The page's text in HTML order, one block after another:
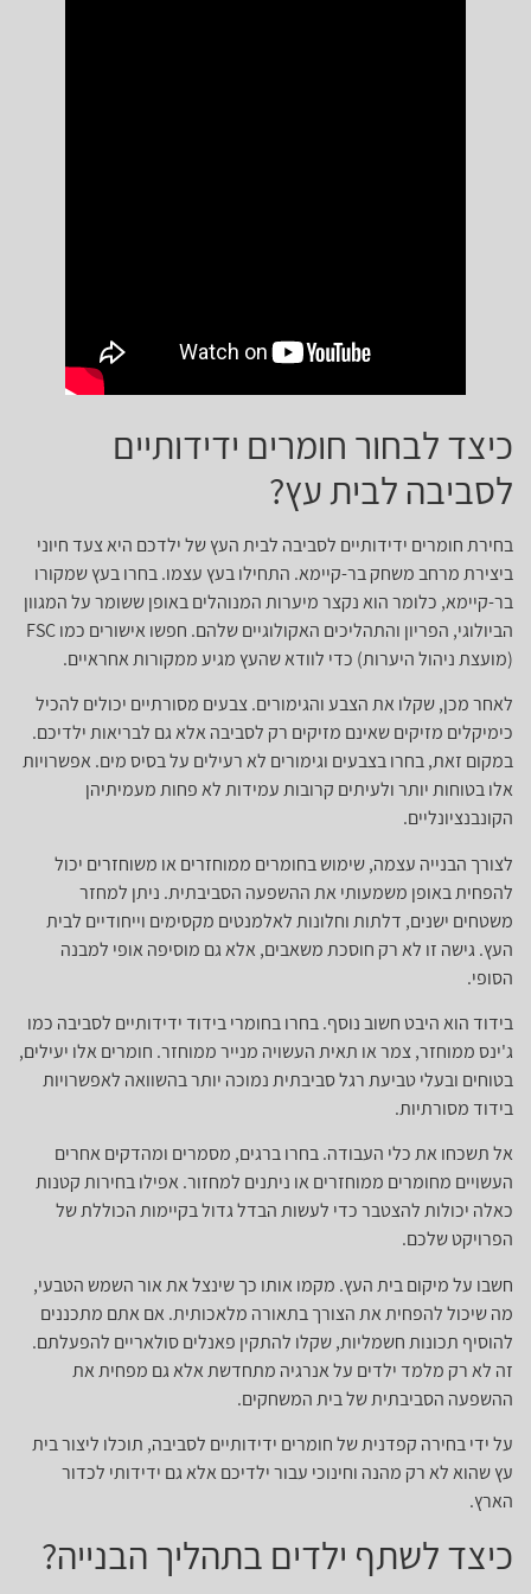
כיצד לבחור חומרים ידידותיים
לסביבה לבית עץ?
בחירת חומרים ידידותיים לסביבה לבית העץ של ילדכם היא צעד חיוני
ביצירת מרחב משחק בר-קיימא. התחילו בעץ עצמו. בחרו בעץ שמקורו
בר-קיימא, כלומר הוא נקצר מיערות המנוהלים באופן ששומר על המגוון
הביולוגי, הפריון והתהליכים האקולוגיים שלהם. חפשו אישורים כמו FSC
(מועצת ניהול היערות) כדי לוודא שהעץ מגיע ממקורות אחראיים.
לאחר מכן, שקלו את הצבע והגימורים. צבעים מסורתיים יכולים להכיל
כימיקלים מזיקים שאינם מזיקים רק לסביבה אלא גם לבריאות ילדיכם.
במקום זאת, בחרו בצבעים וגימורים לא רעילים על בסיס מים. אפשרויות
אלו בטוחות יותר ולעיתים קרובות עמידות לא פחות מעמיתיהן
הקונבנציונליים.
לצורך הבנייה עצמה, שימוש בחומרים ממוחזרים או משוחזרים יכול
להפחית באופן משמעותי את ההשפעה הסביבתית. ניתן למחזר
משטחים ישנים, דלתות וחלונות לאלמנטים מקסימים וייחודיים לבית
העץ. גישה זו לא רק חוסכת משאבים, אלא גם מוסיפה אופי למבנה
הסופי.
בידוד הוא היבט חשוב נוסף. בחרו בחומרי בידוד ידידותיים לסביבה כמו
ג'ינס ממוחזר, צמר או תאית העשויה מנייר ממוחזר. חומרים אלו יעילים,
בטוחים ובעלי טביעת רגל סביבתית נמוכה יותר בהשוואה לאפשרויות
בידוד מסורתיות.
אל תשכחו את כלי העבודה. בחרו ברגים, מסמרים ומהדקים אחרים
העשויים מחומרים ממוחזרים או ניתנים למחזור. אפילו בחירות קטנות
כאלה יכולות להצטבר כדי לעשות הבדל גדול בקיימות הכוללת של
הפרויקט שלכם.
חשבו על מיקום בית העץ. מקמו אותו כך שינצל את אור השמש הטבעי,
מה שיכול להפחית את הצורך בתאורה מלאכותית. אם אתם מתכננים
להוסיף תכונות חשמליות, שקלו להתקין פאנלים סולאריים להפעלתם.
זה לא רק מלמד ילדים על אנרגיה מתחדשת אלא גם מפחית את
ההשפעה הסביבתית של בית המשחקים.
על ידי בחירה קפדנית של חומרים ידידותיים לסביבה, תוכלו ליצור בית
עץ שהוא לא רק מהנה וחינוכי עבור ילדיכם אלא גם ידידותי לכדור
הארץ.
כיצד לשתף ילדים בתהליך הבנייה?